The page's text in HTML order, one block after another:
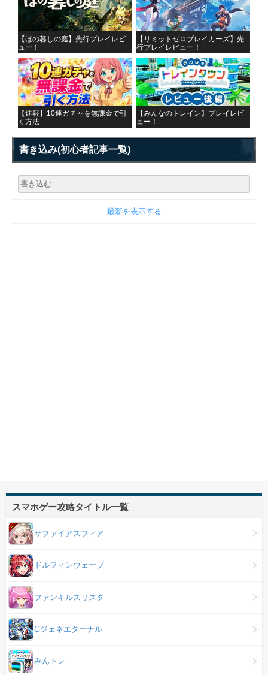
【ほの暮しの庭】先行プレイレビ
ュー！
【リミットゼロブレイカーズ】先
行プレイレビュー！
【速報】10連ガチャを無課金で引
く方法
【みんなのトレイン】プレイレビ
ュー！
書き込み(初心者記事一覧)
最新を表示する
スマホゲー攻略タイトル一覧
サファイアスフィア
ドルフィンウェーブ
ファンキルスリスタ
Gジェネエターナル
みんトレ